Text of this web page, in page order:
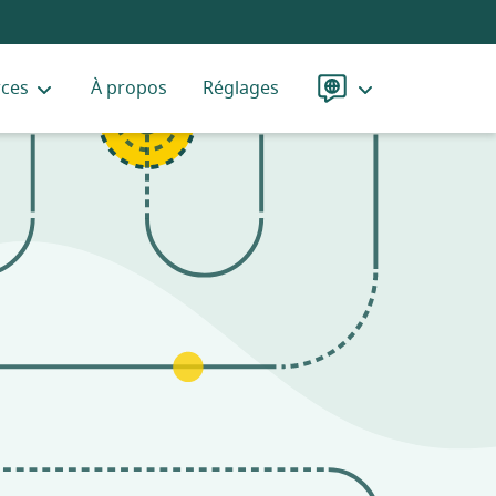
À propos Réglages
Langue